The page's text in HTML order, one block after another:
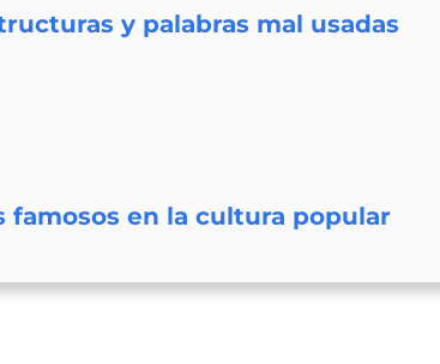
y palabras mal usadas
famosos en la cultura popular